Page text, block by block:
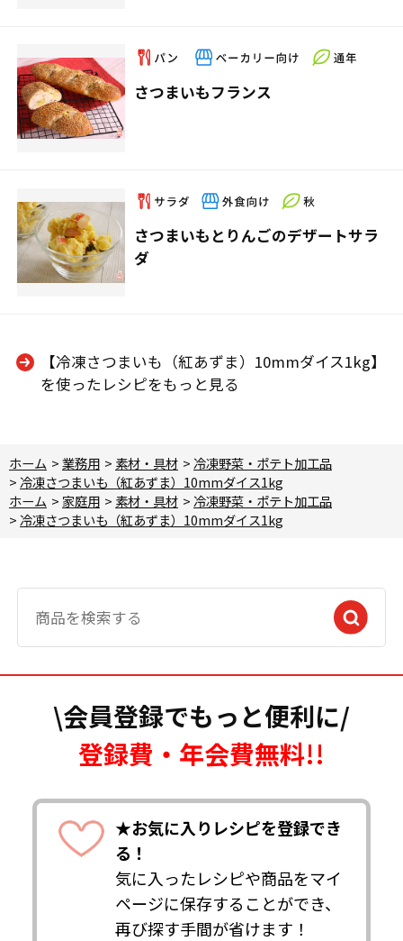
さつまいもフランス
さつまいもとりんごのデザートサラ
ダ
【冷凍さつまいも（紅あずま）10mmダイス1kg】
を使ったレシピをもっと見る
ホーム >業務用 > 素材・具材 > 冷凍野菜・ポテト加工品
> 冷凍さつまいも（紅あずま）10mmダイス1kg
ホーム > 家庭用 > 素材・具材 > 冷凍野菜・ポテト加工品
> 冷凍さつまいも（紅あずま）10mmダイス1kg
\会員登録でもっと便利に/
登録費・年会費無料!!
★お気に入りレシピを登録でき
る！
気に入ったレシピや商品をマイ
ページに保存することができ、
再び探す手間が省けます！